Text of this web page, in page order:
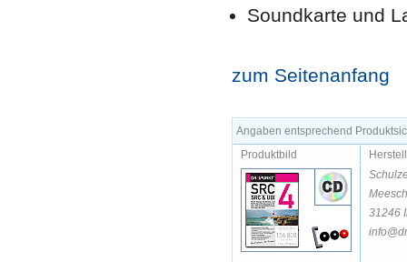
Soundkarte und
zum Seitenanfang
Angaben entsprechend
Produktbild
31246